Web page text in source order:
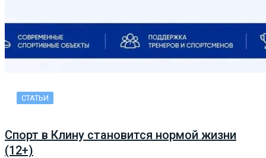
СТАТЬИ
Спорт в Клину становится нормой жизни
(12+)